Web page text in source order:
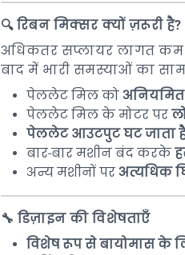
🔍 रिबन मिक्सर क्यों ज़रूरी है?
अधिकतर सप्लायर लागत कम
बाद में भारी समस्याओं का
पेललेट मिल को
पेललेट मिल के मोटर पर
पेललेट आउटपुट घट जाता
बार-बार मशीन बंद करके
अन्य मशीनों पर अत्यधिक
🔧 डिज़ाइन की विशेषताएँ
विशेष रूप से बायोमास के